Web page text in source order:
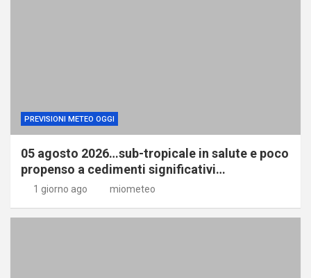
PREVISIONI METEO OGGI
05 agosto 2026…sub-tropicale in salute e poco
propenso a cedimenti significativi…
1 giorno ago miometeo